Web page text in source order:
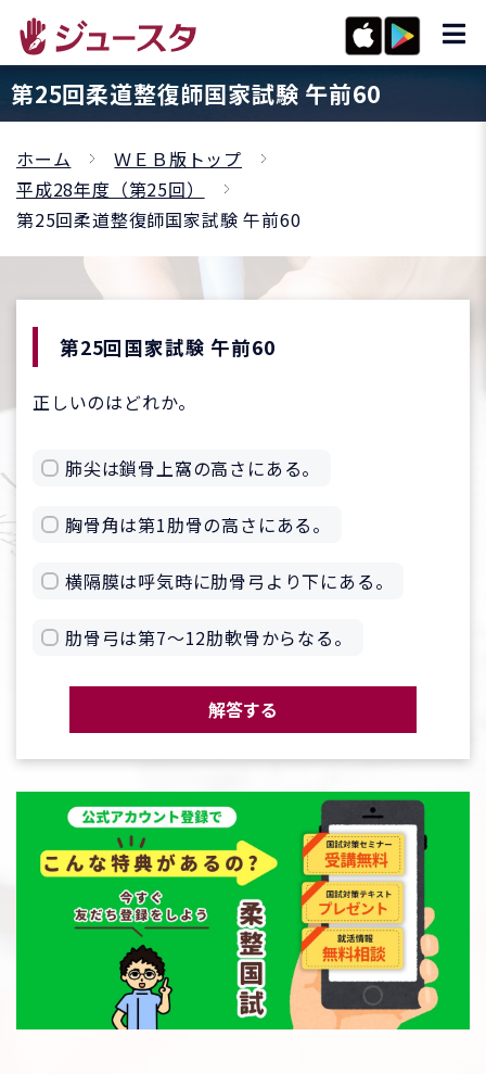
第25回柔道整復師国家試験 午前60
ホーム
ＷＥＢ版トップ
平成28年度（第25回）
第25回柔道整復師国家試験 午前60
第25回国家試験 午前60
正しいのはどれか。
肺尖は鎖骨上窩の高さにある。
胸骨角は第1肋骨の高さにある。
横隔膜は呼気時に肋骨弓より下にある。
肋骨弓は第7～12肋軟骨からなる。
解答する